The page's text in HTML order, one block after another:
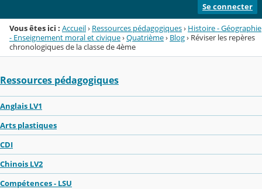
Se connecter
Vous êtes ici : Accueil› Ressources pédagogiques› Histoire - Géographie
- Enseignement moral et civique›Quatrième› Blog› Réviser les repères
chronologiques de la classe de 4ème
Ressources pédagogiques
Anglais LV1
Arts plastiques
CDI
Chinois LV2
Compétences - LSU